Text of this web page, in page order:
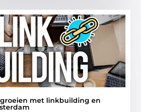
met linkbuilding en